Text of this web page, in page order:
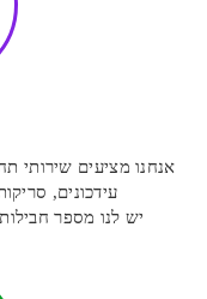
אנחנו מציעים שירותי
עידכונים,
יש לנו מספר